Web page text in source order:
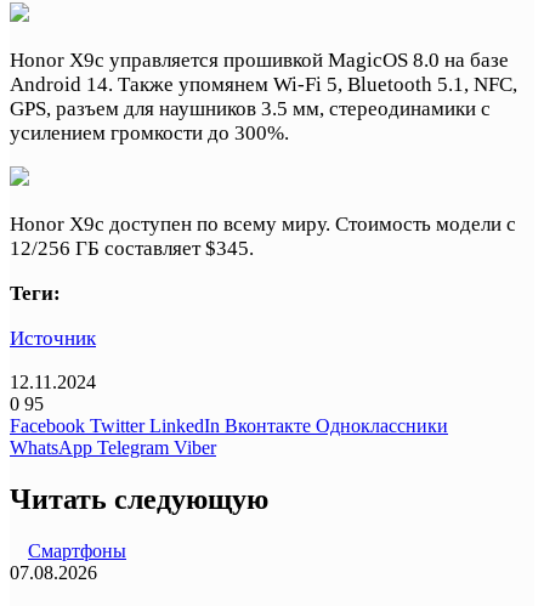
Honor X9c управляется прошивкой MagicOS 8.0 на базе
Android 14. Также упомянем Wi-Fi 5, Bluetooth 5.1, NFC,
GPS, разъем для наушников 3.5 мм, стереодинамики с
усилением громкости до 300%.
Honor X9c доступен по всему миру. Стоимость модели с
12/256 ГБ составляет $345.
Теги:
Источник
12.11.2024
0 95
Facebook Twitter LinkedIn Вконтакте Одноклассники
WhatsApp Telegram Viber
Читать следующую
Смартфоны
07.08.2026